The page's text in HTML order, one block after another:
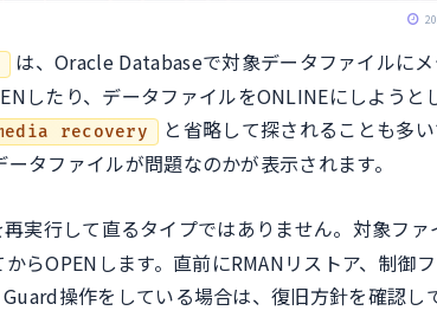
は、Oracle Databaseで対象データファイルに
したり、データファイルをONLINEにしようと
recovery
と省略して探されることも多い
タファイルが問題なのかが表示されます。
実行して直るタイプではありません。対象ファ
らOPENします。直前にRMANリストア、制御
操作をしている場合は、復旧方針を確認し